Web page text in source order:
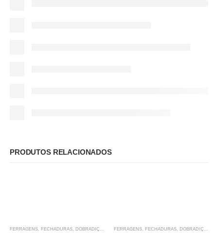
PRODUTOS RELACIONADOS
FERRAGENS, FECHADURAS, DOBRADIÇAS FERRAGENS, FECHADURAS, DOBRADIÇAS